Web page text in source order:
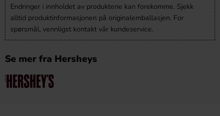
Endringer i innholdet av produktene kan forekomme. Sjekk
alltid produktinformasjonen på originalemballasjen. For
spørsmål, vennligst kontakt vår kundeservice.
Se mer fra Hersheys